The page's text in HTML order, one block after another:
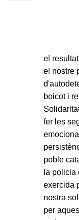
el
el nostre
boicot i
fer les
poble
la policia
exercida
nostra
per